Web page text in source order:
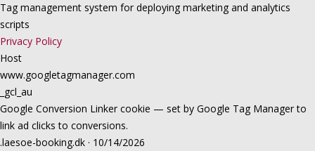
Tag management system for deploying marketing and analytics
scripts
Privacy Policy
Host
www.googletagmanager.com
_gcl_au
Google Conversion Linker cookie — set by Google Tag Manager to
link ad clicks to conversions.
.laesoe-booking.dk · 10/14/2026